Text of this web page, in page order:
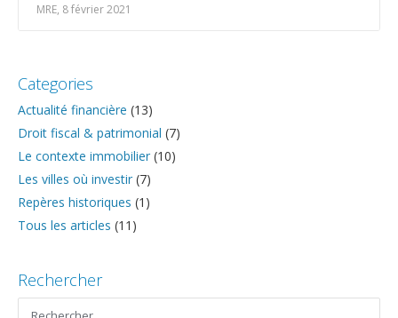
MRE, 8 février 2021
Categories
Actualité financière (13)
Droit fiscal & patrimonial (7)
Le contexte immobilier (10)
Les villes où investir (7)
Repères historiques (1)
Tous les articles (11)
Rechercher